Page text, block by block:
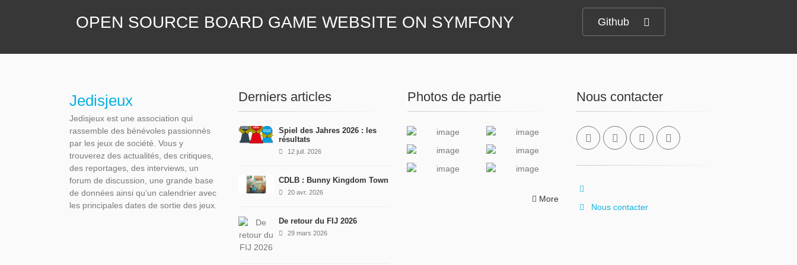
OPEN SOURCE BOARD GAME WEBSITE ON SYMFONY Github
Jedisjeux
Jedisjeux est une association qui
rassemble des bénévoles passionnés
par les jeux de société. Vous y
trouverez des actualités, des critiques,
des reportages, des interviews, un
forum de discussion, une grande base
de données ainsi qu’un calendrier avec
les principales dates de sortie des jeux.
Derniers articles
Spiel des Jahres 2026 : les
résultats
12 juil. 2026
CDLB : Bunny Kingdom Town
20 avr. 2026
De retour du FIJ 2026
29 mars 2026
Photos de partie
More
Nous contacter
Nous contacter